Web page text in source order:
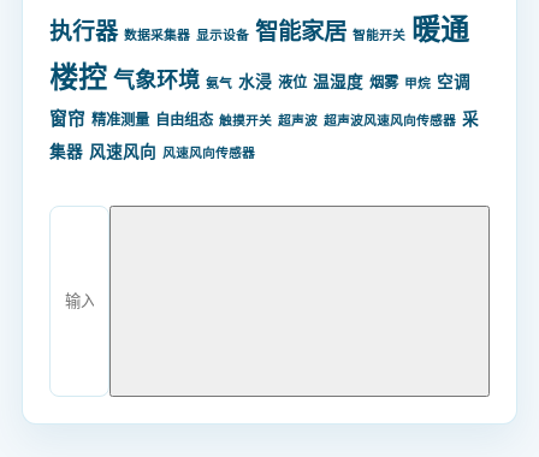
执行器 数据采集器 显示设备 智能家居 智能开关 暖通
楼控 气象环境 氨气 水浸 液位 温湿度 烟雾 甲烷 空调
窗帘 精准测量 自由组态 触摸开关 超声波 超声波风速风向传感器 采
集器 风速风向 风速风向传感器